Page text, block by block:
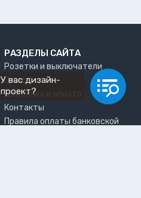
РАЗДЕЛЫ САЙТА
Розетки и выключатели
О нас
Доставка и оплата
Контакты
Правила оплаты банковской
У вас дизайн-
проект?